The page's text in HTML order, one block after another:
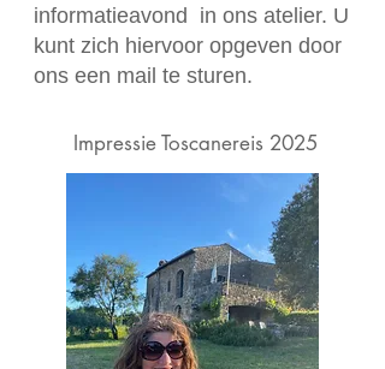
informatieavond in ons atelier. U
kunt zich hiervoor opgeven door
ons een mail te sturen.
Impressie Toscanereis 2025